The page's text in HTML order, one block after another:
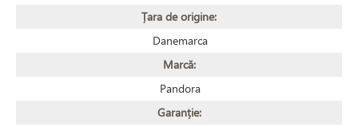
Țara de origine:
Danemarca
Marcă:
Pandora
Garanție: